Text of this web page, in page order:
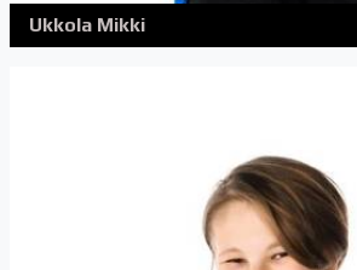
Ukkola Mikki